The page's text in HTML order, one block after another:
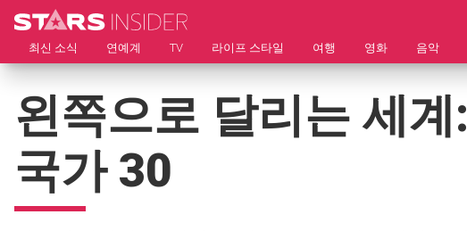
최신 소식 연예계 TV 라이프 스타일 여행 영화 음악
왼쪽으로 달리는 세
국가 30